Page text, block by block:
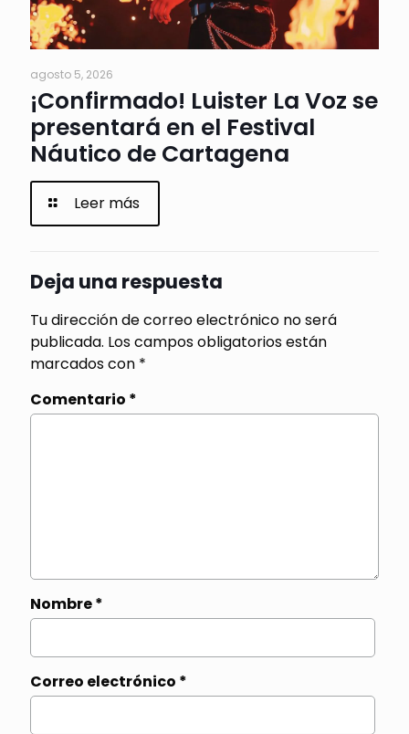
agosto 5, 2026
¡Confirmado! Luister La Voz se
presentará en el Festival
Náutico de Cartagena
Leer más
Deja una respuesta
Tu dirección de correo electrónico no será
publicada. Los campos obligatorios están
marcados con *
Comentario *
Nombre*
Correo electrónico *